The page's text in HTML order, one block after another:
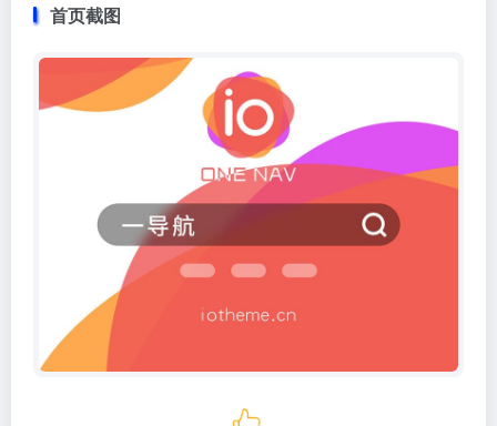
首页截图